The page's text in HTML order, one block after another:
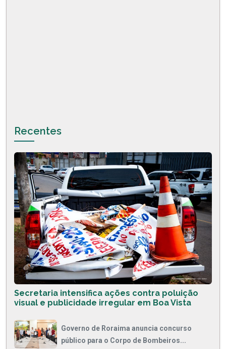
Recentes
Secretaria intensifica ações contra poluição
visual e publicidade irregular em Boa Vista
Governo de Roraima anuncia concurso
público para o Corpo de Bombeiros...